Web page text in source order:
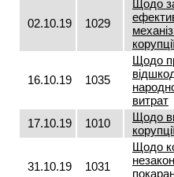
02.10.19 1029
Щодо
16.10.19 1035
Щодо
витрат
17.10.19 1010
Щодо
31.10.19 1031
Щодо